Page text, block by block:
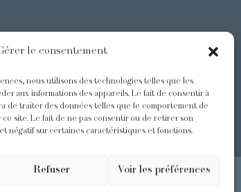
le consentement
nous utilisons des technologies telles que les
aux informations des appareils. Le fait de consentir à
de traiter des données telles que le comportement de
ce site. Le fait de ne pas consentir ou de retirer son
négatif sur certaines caractéristiques et fonctions.
Refuser Voir les préférences